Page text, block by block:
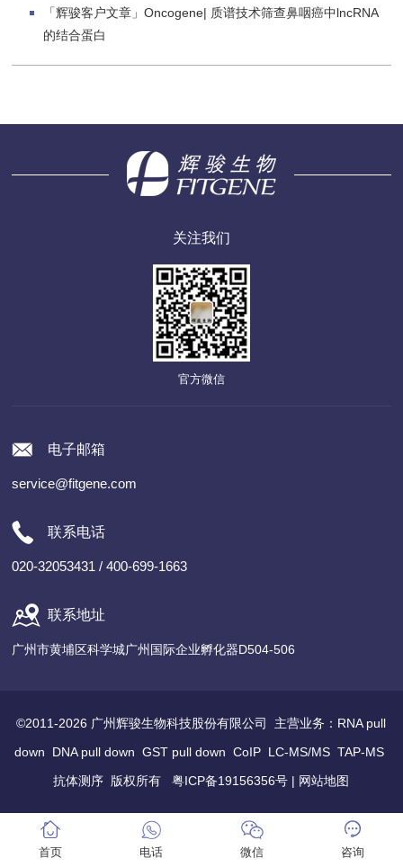
「辉骏客户文章」Oncogene| 质谱技术筛查鼻咽癌中lncRNA
的结合蛋白
关注我们
官方微信
电子邮箱
service@fitgene.com
联系电话
020-32053431 / 400-699-1663
联系地址
广州市黄埔区科学城广州国际企业孵化器D504-506
©2011-2026 广州辉骏生物科技股份有限公司 主营业务： RNA pull
down
DNA pull down GST pull down CoIP LC-MS/MS TAP-MS
抗体测序 版权所有粤ICP备19156356号 | 网站地图
首页 电话 微信 咨询